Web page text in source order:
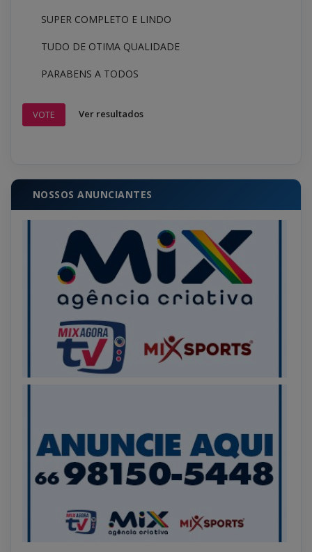
SUPER COMPLETO E LINDO
TUDO DE OTIMA QUALIDADE
PARABENS A TODOS
VOTE Ver resultados
NOSSOS ANUNCIANTES